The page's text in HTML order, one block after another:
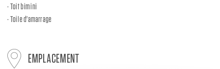
Toit bimini
Toile d'amarrage
EMPLACEMENT